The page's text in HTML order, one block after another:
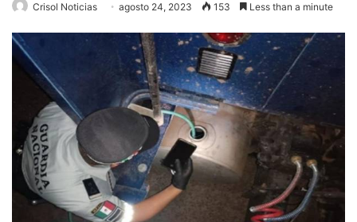
Crisol Noticias agosto 24, 2023 153 Less than a minute